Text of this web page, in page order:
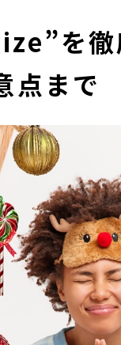
を
点まで